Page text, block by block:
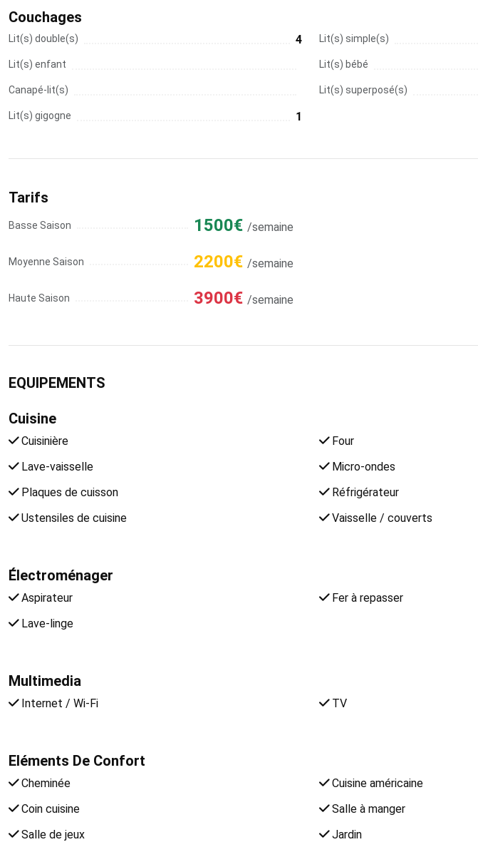
Couchages
Lit(s) double(s) 4 Lit(s) simple(s)
Lit(s) enfant Lit(s) bébé
Canapé-lit(s) Lit(s) superposé(s)
Lit(s) gigogne 1
Tarifs
Basse Saison 1500€ /semaine
Moyenne Saison 2200€ /semaine
Haute Saison 3900€ /semaine
EQUIPEMENTS
Cuisine
Cuisinière
Four
Lave-vaisselle
Micro-ondes
Plaques de cuisson
Réfrigérateur
Ustensiles de cuisine
Vaisselle / couverts
Électroménager
Aspirateur
Fer à repasser
Lave-linge
Multimedia
Internet / Wi-Fi TV
Eléments De Confort
Cheminée
Cuisine américaine
Coin cuisine
Salle à manger
Salle de jeux
Jardin